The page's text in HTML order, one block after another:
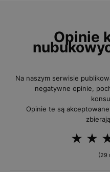
Opinie
Na naszym serwisie
negatywne opinie,
Opinie te są
(29